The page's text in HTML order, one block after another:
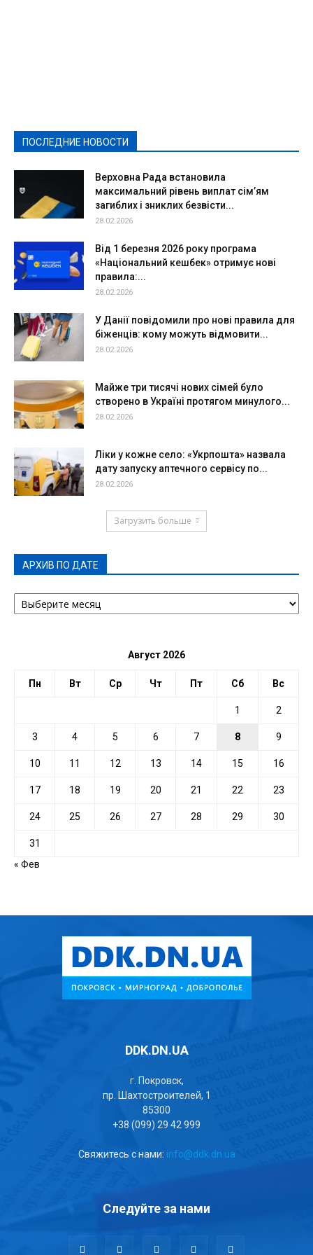
ПОСЛЕДНИЕ НОВОСТИ
Верховна Рада встановила
максимальний рівень виплат сім’ям
загиблих і зниклих безвісти...
28.02.2026
Від 1 березня 2026 року програма
«Національний кешбек» отримує нові
правила:...
28.02.2026
У Данії повідомили про нові правила для
біженців: кому можуть відмовити...
28.02.2026
Майже три тисячі нових сімей було
створено в Україні протягом минулого...
28.02.2026
Ліки у кожне село: «Укрпошта» назвала
дату запуску аптечного сервісу по...
28.02.2026
Загрузить больше
АРХИВ ПО ДАТЕ
АРХИВ
ПО
Август 2026
Пн Вт Ср Чт Пт Сб Вс
1 2
3 4 5 6 7 8 9
10 11 12 13 14 15 16
17 18 19 20 21 22 23
24 25 26 27 28 29 30
31
« Фев
DDK.DN.UA
г. Покровск,
пр. Шахтостроителей, 1
85300
+38 (099) 29 42 999
Свяжитесь с нами: info@ddk.dn.ua
Следуйте за нами